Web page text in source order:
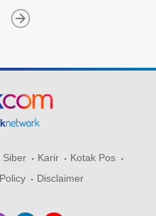
Siber Karir
Kotak Pos
Disclaimer